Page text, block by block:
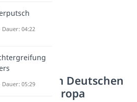
Situation im Deutschen
und in Europa
Dauer: 04:22
Dauer: 05:29